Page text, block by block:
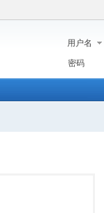
用户名
密码